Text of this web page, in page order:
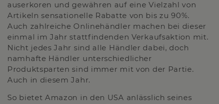
auserkoren und gewähren auf eine Vielzahl von
Artikeln sensationelle Rabatte von bis zu 90%.
Auch zahlreiche Onlinehändler machen bei dieser
einmal im Jahr stattfindenden Verkaufsaktion mit.
Nicht jedes Jahr sind alle Händler dabei, doch
namhafte Händler unterschiedlicher
Produktsparten sind immer mit von der Partie.
Auch in diesem Jahr.
So bietet Amazon in den USA anlässlich seines